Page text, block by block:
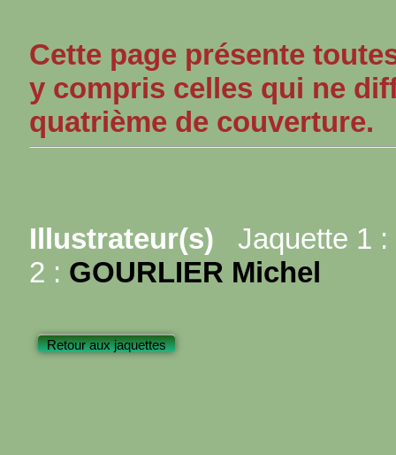
Cette page présente
y compris celles qui ne
quatrième de couverture.
Illustrateur(s) Jaquette 1 :
2 : GOURLIER Michel
Retour aux jaquettes